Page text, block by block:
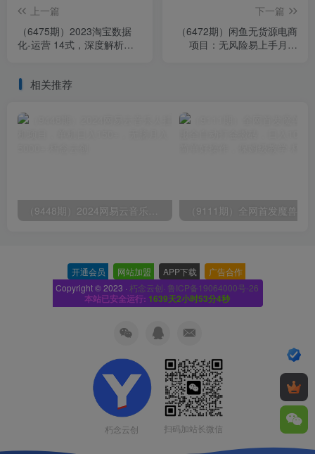
上一篇
（6475期）2023淘宝数据
化-运营 14式，深度解析数
下一篇
（6472期）闲鱼无货源电商
项目：无风险易上手月赚
相关推荐
开通会员 网站加盟 APP下载 广告合作
Copyright © 2023 · 朽念云创· 鲁ICP备19064000号-26
本站已安全运行: 1639天2小时53分5秒
朽念云创 扫码加站长微信